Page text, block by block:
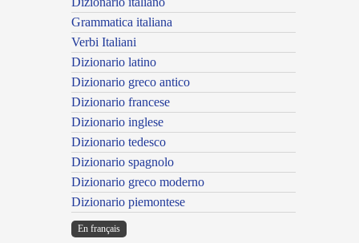
Grammatica italiana
Verbi Italiani
Dizionario latino
Dizionario greco antico
Dizionario francese
Dizionario inglese
Dizionario tedesco
Dizionario spagnolo
Dizionario greco moderno
Dizionario piemontese
En français